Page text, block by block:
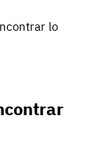
lo